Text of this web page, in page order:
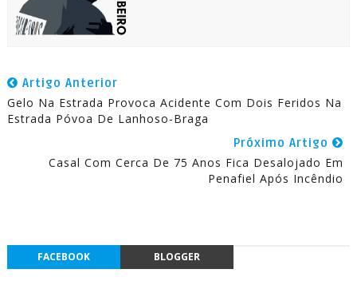
Artigo Anterior
Gelo Na Estrada Provoca Acidente Com Dois Feridos Na
Estrada Póvoa De Lanhoso-Braga
Próximo Artigo
Casal Com Cerca De 75 Anos Fica Desalojado Em
Penafiel Após Incêndio
FACEBOOK BLOGGER